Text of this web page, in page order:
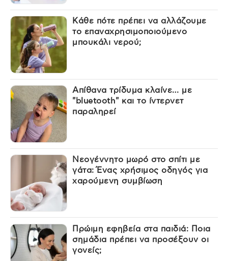
Κάθε πότε πρέπει να αλλάζουμε
το επαναχρησιμοποιούμενο
μπουκάλι νερού;
Απίθανα τρίδυμα κλαίνε… με
"bluetooth" και το ίντερνετ
παραληρεί
Νεογέννητο μωρό στο σπίτι με
γάτα: Ένας χρήσιμος οδηγός για
χαρούμενη συμβίωση
Πρώιμη εφηβεία στα παιδιά: Ποια
σημάδια πρέπει να προσέξουν οι
γονείς;